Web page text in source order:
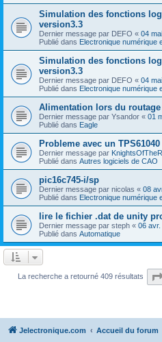
Simulation des fonctions
version3.3
Dernier message par DEFO « 04
Publié dans Electronique numérique
Simulation des fonctions
version3.3
Dernier message par DEFO « 04
Publié dans Electronique numérique
Alimentation lors du routage
Dernier message par Ysandor « 01
Publié dans Eagle
Probleme avec un TPS61040
Dernier message par
Publié dans Autres logiciels de CAO
pic16c745-i/sp
Dernier message par nicolas « 08
Publié dans Electronique numérique
lire le fichier .dat de unity
Dernier message par steph « 06
Publié dans Automatique
La recherche a retourné 409 résultats
Jelectronique.com Accueil du forum